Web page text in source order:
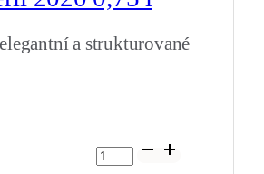
a strukturované
Barbera
d